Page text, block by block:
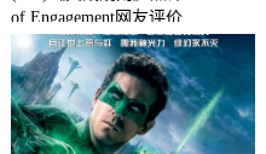
of Engagement网友评价